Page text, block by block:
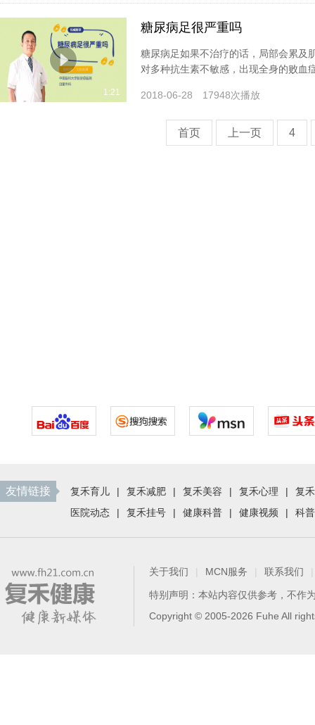
1:21
糖尿病足很严重吗
糖尿病足如果不治疗的话，局部会累及
对多种抗生素不敏感，出现全身的败血
2018-06-28 17948次播放
首页 上一页 4
友情链接 复禾育儿 | 复禾减肥 | 复禾美容 | 复禾心理 |
复
医院动态
| 复禾挂号 | 健康科普 | 健康视频 | 科
关于我们 MCN服务 联系我们
特别声明：本站内容仅供参考，不作
Copyright © 2005-2026 Fuhe All